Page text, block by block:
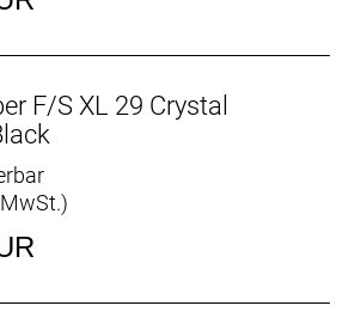
die Kraftspitzen von Stößen und
Konstruktionsverfahren
Teststandards ist das von
entwickelte Carbon
F/S XL 29 Crystal